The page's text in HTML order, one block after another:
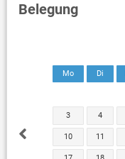
Belegung
Mo Di
3 4
10 11